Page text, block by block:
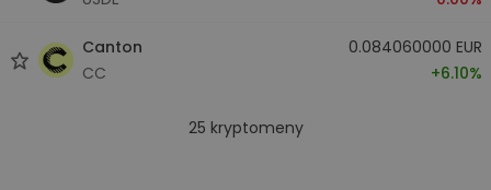
Canton
CC
0.084060000 EUR
+6.10%
25 kryptomeny